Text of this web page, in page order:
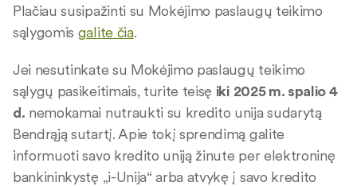
Plačiau susipažinti su Mokėjimo paslaugų teikimo
sąlygomis galite čia.
Jei nesutinkate su Mokėjimo paslaugų teikimo
sąlygų pasikeitimais, turite teisę iki 2025 m. spalio 4
d. nemokamai nutraukti su kredito unija sudarytą
Bendrąją sutartį. Apie tokį sprendimą galite
informuoti savo kredito uniją žinute per elektroninę
bankininkystę „i-Unija“ arba atvykę į savo kredito